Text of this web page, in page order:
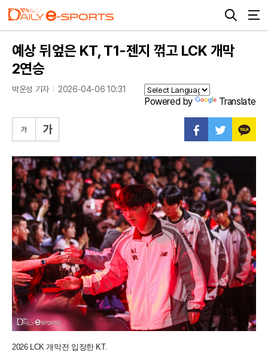
예상 뒤엎은 KT, T1-젠지 꺾고 LCK 개막
2연승
박운성 기자 2026-04-06 10:31
Powered by Translate
2026 LCK 개막전 입장한 KT.